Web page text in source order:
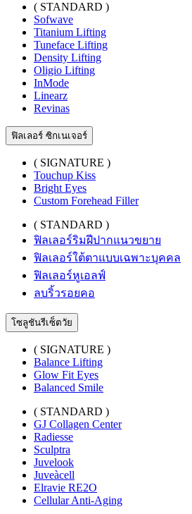
( STANDARD )
Sofwave
Titanium Lifting
Tuneface Lifting
Density Lifting
Oligio Lifting
InMode
Linearz
Revinas
ฟิลเลอร์ ซิกเนเจอร์
( SIGNATURE )
Touchup Kiss
Bright Eyes
Custom Forehead Filler
( STANDARD )
ฟิลเลอร์ริมฝีปากแนวขยาย
ฟิลเลอร์ใต้ตาแบบเฉพาะบุคคล
ฟิลเลอร์หูเอลฟ์
ลบริ้วรอยคอ
โซลูชันรีเซ็ตวัย
( SIGNATURE )
Balance Lifting
Glow Fit Eyes
Balanced Smile
( STANDARD )
GJ Collagen Center
Radiesse
Sculptra
Juvelook
Juveàcell
Elravie RE2O
Cellular Anti-Aging